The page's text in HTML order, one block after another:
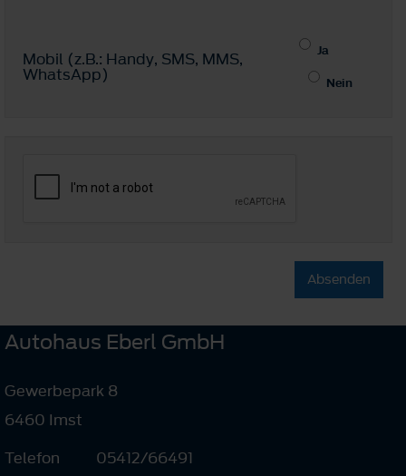
Mobil (z.B.: Handy, SMS, MMS,
WhatsApp)
Ja
Nein
Absenden
Autohaus Eberl GmbH
Gewerbepark 8
6460 Imst
Telefon
05412/66491